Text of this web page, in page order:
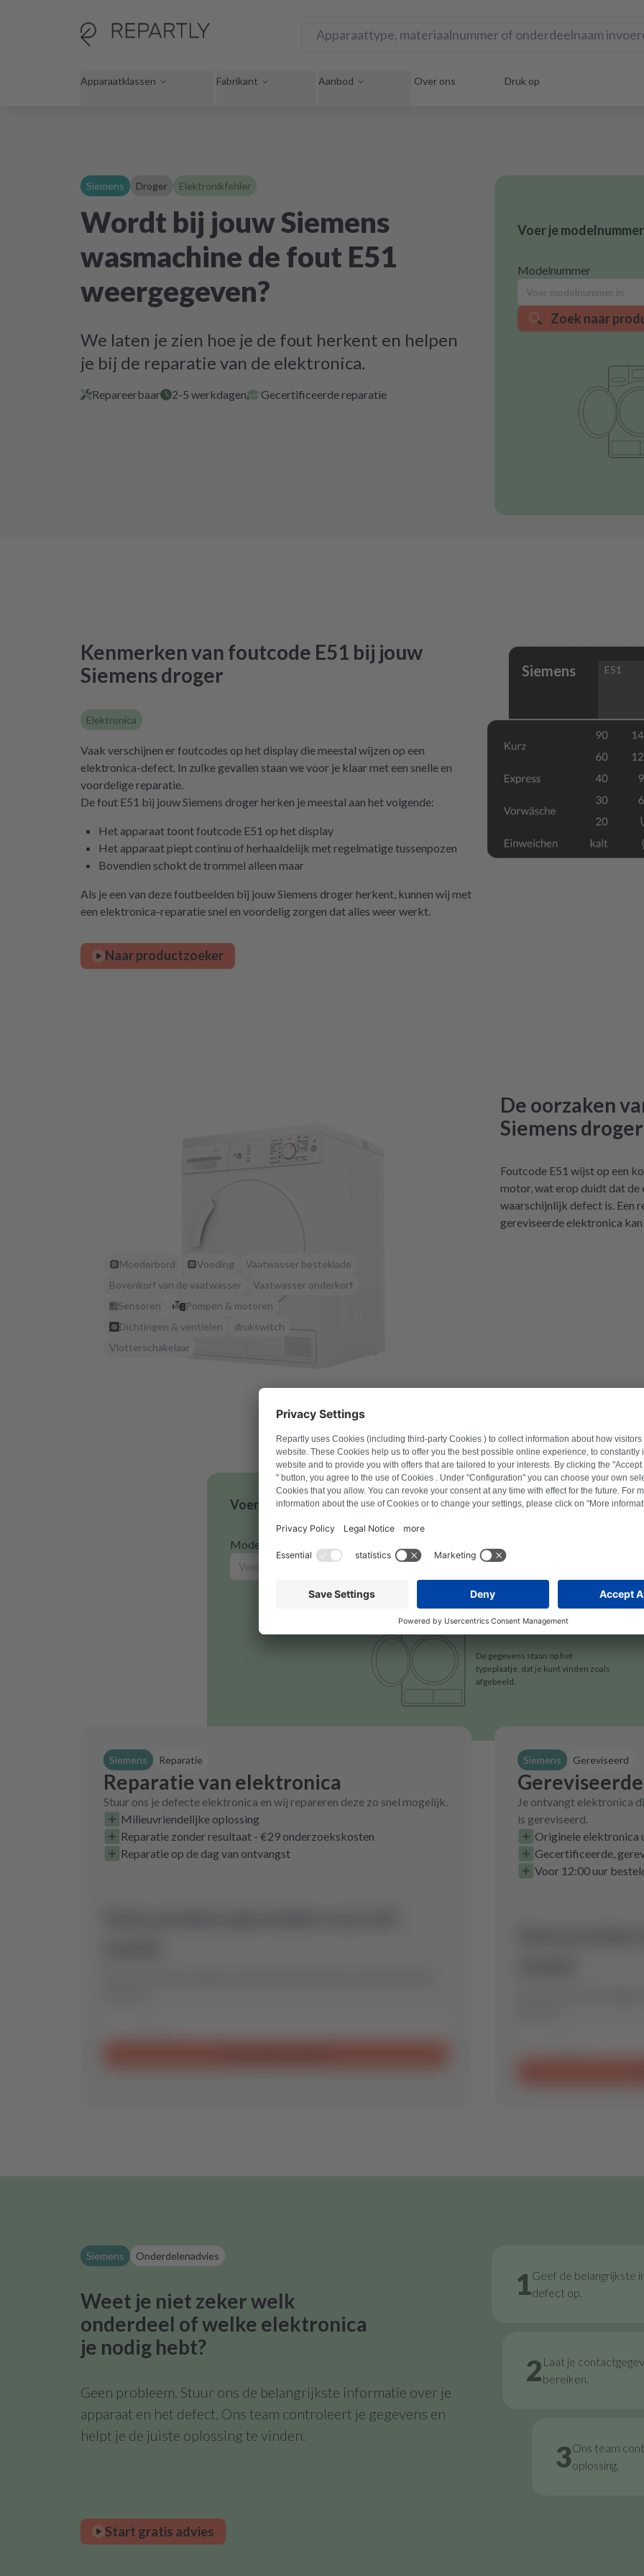
Apparaatklassen Fabrikant Aanbod Over ons Druk op
Siemens Droger Elektronikfehler
Wordt bij jouw Siemens
wasmachine de fout E51
weergegeven?
We laten je zien hoe je de fout herkent en helpen
je bij de reparatie van de elektronica.
Repareerbaar 2-5 werkdagen Gecertificeerde reparatie
Voer je
Modelnummer
Zoek naar
Kenmerken van foutcode E51 bij jouw
Siemens droger
Elektronica
Vaak verschijnen er foutcodes op het display die meestal wijzen op een
elektronica-defect. In zulke gevallen staan we voor je klaar met een snelle en
voordelige reparatie.
De fout E51 bij jouw Siemens droger herken je meestal aan het volgende:
Het apparaat toont foutcode E51 op het display
Het apparaat piept continu of herhaaldelijk met regelmatige tussenpozen
Bovendien schokt de trommel alleen maar
Als je een van deze foutbeelden bij jouw Siemens droger herkent, kunnen wij met
een elektronica-reparatie snel en voordelig zorgen dat alles weer werkt.
Naar productzoeker
Siemens E51
Moederbord Voeding
Vaatwasser besteklade
Bovenkorf van de vaatwasser
Vaatwasser onderkorf
Sensoren
Pompen & motoren
Dichtingen & ventielen
drukswitch
Vlotterschakelaar
De oorzaken
Siemens
Foutcode E51 wijst op een
motor, wat erop duidt dat de
waarschijnlijk defect is. Een
gereviseerde elektronica
Voer je modelnummer in om geschikte producten te vinden.
Modelnummer
Zoek naar product
De gegevens staan op het
typeplaatje, dat je kunt vinden zoals
afgebeeld.
Siemens Reparatie
Reparatie van elektronica
Stuur ons je defecte elektronica en wij repareren deze zo snel mogelijk.
Milieuvriendelijke oplossing
Reparatie zonder resultaat - €29 onderzoekskosten
Reparatie op de dag van ontvangst
Siemens Gereviseerd
Je ontvangt elektronica
is gereviseerd.
Originele elektronica
Gecertificeerde,
Voor 12:00 uur
Siemens Onderdelenadvies
Weet je niet zeker welk
onderdeel of welke elektronica
je nodig hebt?
Geen probleem. Stuur ons de belangrijkste informatie over je
apparaat en het defect. Ons team controleert je gegevens en
helpt je de juiste oplossing te vinden.
1Geef de belangrijkste
defect op.
2 Laat je
bereiken.
3Ons team
oplossing.
Start gratis advies